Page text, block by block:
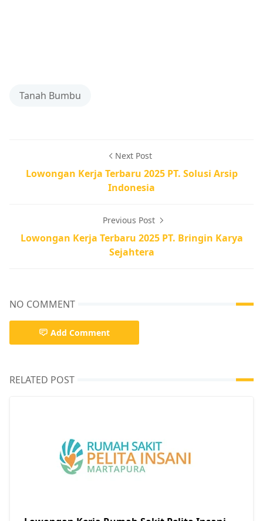
Tanah Bumbu
Next Post
Lowongan Kerja Terbaru 2025 PT. Solusi Arsip
Indonesia
Previous Post
Lowongan Kerja Terbaru 2025 PT. Bringin Karya
Sejahtera
NO COMMENT
Add Comment
RELATED POST